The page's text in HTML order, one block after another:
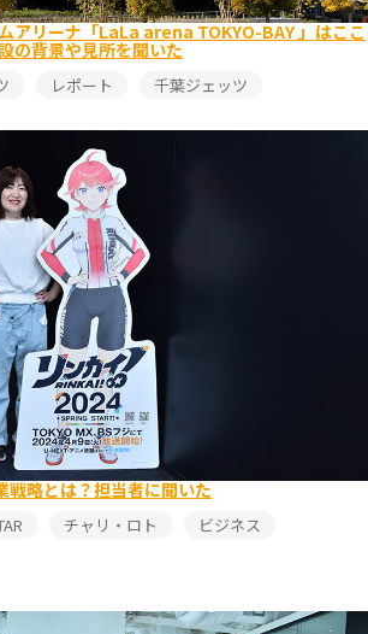
アリーナ「LaLa arena TOKYO-BAY 」はここ
の背景や見所を聞いた
レポート 千葉ジェッツ
戦略とは？担当者に聞いた
チャリ・ロト
ビジネス